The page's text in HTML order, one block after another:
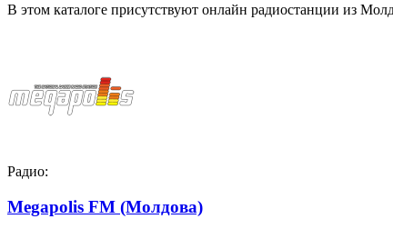
В этом каталоге присутствуют онлайн радиостанции из
Радио:
Megapolis FM (Молдова)